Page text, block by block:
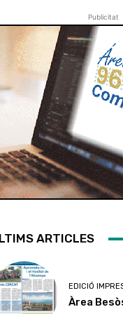
Publicitat
ARTICLES
EDICIÓ
Àrea